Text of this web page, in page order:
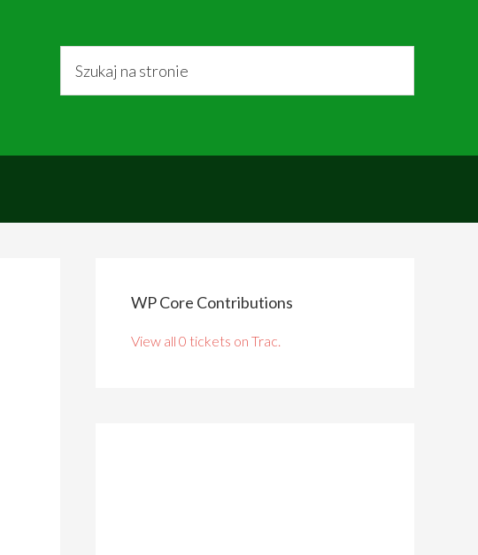
WP Core Contributions
View all 0 tickets on Trac.